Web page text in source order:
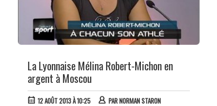
La Lyonnaise Mélina Robert-Michon en
argent à Moscou
12 AOÛT 2013 À 10:25 PARNORMAN STARON